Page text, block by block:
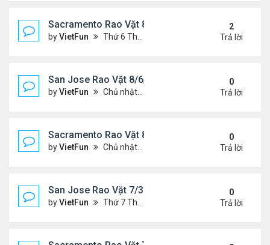
Sacramento Rao Vặt 8/13/21- 8/20/21
byVietFun Thứ 6 Tháng 8 13, 2021 11:27 am
2
Trả lời
San Jose Rao Vặt 8/6/21- 8/13/21
byVietFun Chủ nhật Tháng 8 08, 2021 6:21 pm
0
Trả lời
Sacramento Rao Vặt 8/6/21- 8/13/21
byVietFun Chủ nhật Tháng 8 08, 2021 6:15 pm
0
Trả lời
San Jose Rao Vặt 7/30/21- 8/6/21
byVietFun Thứ 7 Tháng 7 31, 2021 10:31 am
0
Trả lời